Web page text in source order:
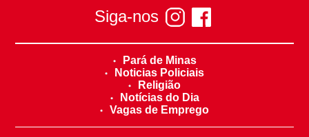
Siga-nos
Pará de Minas
Noticias Policiais
Religião
Notícias do Dia
Vagas de Emprego